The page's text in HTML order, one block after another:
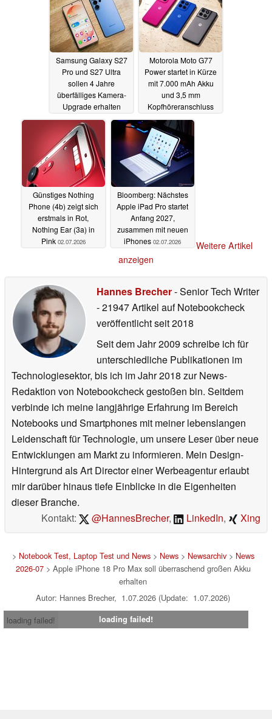
Samsung Galaxy S27
Pro und S27 Ultra
sollen 4 Jahre
überfälliges Kamera-
Upgrade erhalten
02.07.2026
Motorola Moto G77
Power startet in Kürze
mit 7.000 mAh Akku
und 3,5 mm
Kopfhöreranschluss
02.07.2026
Günstiges Nothing
Phone (4b) zeigt sich
erstmals in Rot,
Nothing Ear (3a) in
Pink 02.07.2026
Bloomberg: Nächstes
Apple iPad Pro startet
Anfang 2027,
zusammen mit neuen
iPhones 02.07.2026
Weitere Artikel
anzeigen
Hannes Brecher- Senior Tech Writer
- 21947 Artikel auf Notebookcheck
veröffentlichtseit 2018
Seit dem Jahr 2009 schreibe ich für
unterschiedliche Publikationen im
Technologiesektor, bis ich im Jahr 2018 zur News-
Redaktion von Notebookcheck gestoßen bin. Seitdem
verbinde ich meine langjährige Erfahrung im Bereich
Notebooks und Smartphones mit meiner lebenslangen
Leidenschaft für Technologie, um unsere Leser über neue
Entwicklungen am Markt zu informieren. Mein Design-
Hintergrund als Art Director einer Werbeagentur erlaubt
mir darüber hinaus tiefe Einblicke in die Eigenheiten
dieser Branche.
Kontakt:
@HannesBrecher, LinkedIn, Xing
> Notebook Test, Laptop Test und News> News> Newsarchiv> News
2026-07> Apple iPhone 18 Pro Max soll überraschend großen Akku
erhalten
Autor: Hannes Brecher, 1.07.2026 (Update: 1.07.2026)
loading failed!
loading failed!